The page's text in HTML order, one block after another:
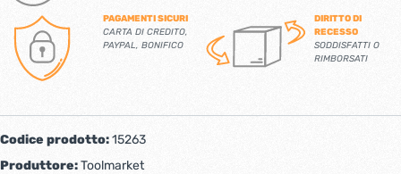
PAGAMENTI SICURI
CARTA DI CREDITO,
PAYPAL, BONIFICO
DIRITTO DI
RECESSO
SODDISFATTI O
RIMBORSATI
Codice prodotto:15263
Produttore:Toolmarket